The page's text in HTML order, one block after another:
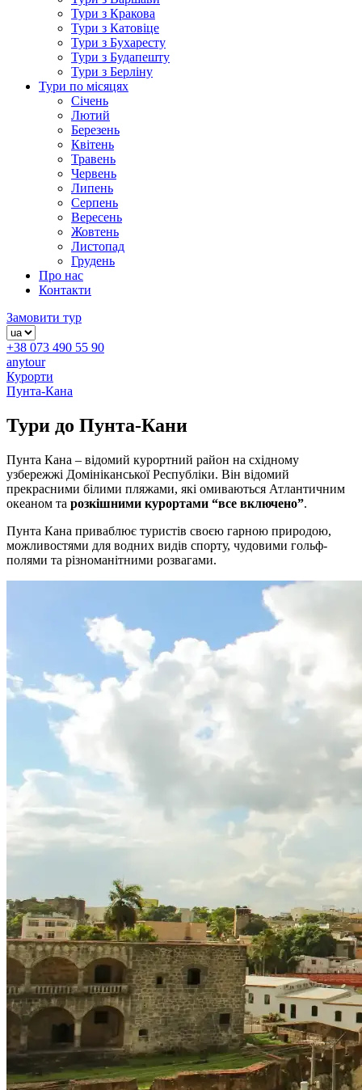
Тури з Кракова
Тури з Катовіце
Тури з Бухаресту
Тури з Будапешту
Тури з Берліну
Тури по місяцях
Січень
Лютий
Березень
Квітень
Травень
Червень
Липень
Серпень
Вересень
Жовтень
Листопад
Грудень
Про нас
Контакти
Замовити тур
+38 073 490 55 90
anytour
Курорти
Пунта-Кана
Тури до Пунта-Кани
Пунта Кана – відомий курортний район на східному
узбережжі Домініканської Республіки. Він відомий
прекрасними білими пляжами, які омиваються Атлантичним
океаном та розкішними курортами “все включено”.
Пунта Кана приваблює туристів своєю гарною природою,
можливостями для водних видів спорту, чудовими гольф-
полями та різноманітними розвагами.